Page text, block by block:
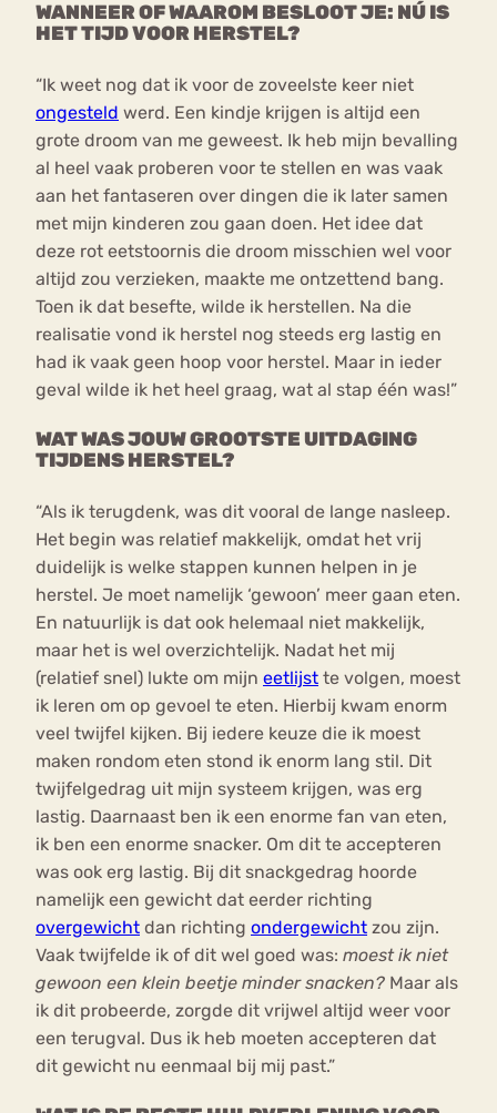
WANNEER OF WAAROM BESLOOT JE: NÚ IS
HET TIJD VOOR HERSTEL?
“Ik weet nog dat ik voor de zoveelste keer niet
ongesteld werd. Een kindje krijgen is altijd een
grote droom van me geweest. Ik heb mijn bevalling
al heel vaak proberen voor te stellen en was vaak
aan het fantaseren over dingen die ik later samen
met mijn kinderen zou gaan doen. Het idee dat
deze rot eetstoornis die droom misschien wel voor
altijd zou verzieken, maakte me ontzettend bang.
Toen ik dat besefte, wilde ik herstellen. Na die
realisatie vond ik herstel nog steeds erg lastig en
had ik vaak geen hoop voor herstel. Maar in ieder
geval wilde ik het heel graag, wat al stap één was!”
WAT WAS JOUW GROOTSTE UITDAGING
TIJDENS HERSTEL?
“Als ik terugdenk, was dit vooral de lange nasleep.
Het begin was relatief makkelijk, omdat het vrij
duidelijk is welke stappen kunnen helpen in je
herstel. Je moet namelijk ‘gewoon’ meer gaan eten.
En natuurlijk is dat ook helemaal niet makkelijk,
maar het is wel overzichtelijk. Nadat het mij
(relatief snel) lukte om mijn eetlijst te volgen, moest
ik leren om op gevoel te eten. Hierbij kwam enorm
veel twijfel kijken. Bij iedere keuze die ik moest
maken rondom eten stond ik enorm lang stil. Dit
twijfelgedrag uit mijn systeem krijgen, was erg
lastig. Daarnaast ben ik een enorme fan van eten,
ik ben een enorme snacker. Om dit te accepteren
was ook erg lastig. Bij dit snackgedrag hoorde
namelijk een gewicht dat eerder richting
overgewicht dan richting ondergewicht zou zijn.
Vaak twijfelde ik of dit wel goed was: moest ik niet
gewoon een klein beetje minder snacken? Maar als
ik dit probeerde, zorgde dit vrijwel altijd weer voor
een terugval. Dus ik heb moeten accepteren dat
dit gewicht nu eenmaal bij mij past.”